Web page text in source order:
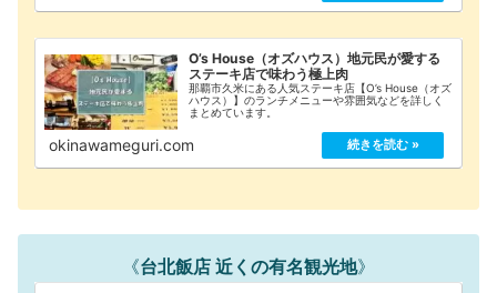
O’s House（オズハウス）地元民が愛する
ステーキ店で味わう極上肉
那覇市久米にある人気ステーキ店【O’s House（オズ
ハウス）】のランチメニューや雰囲気などを詳しく
まとめています。
okinawameguri.com
《台北飯店 近くの有名観光地》